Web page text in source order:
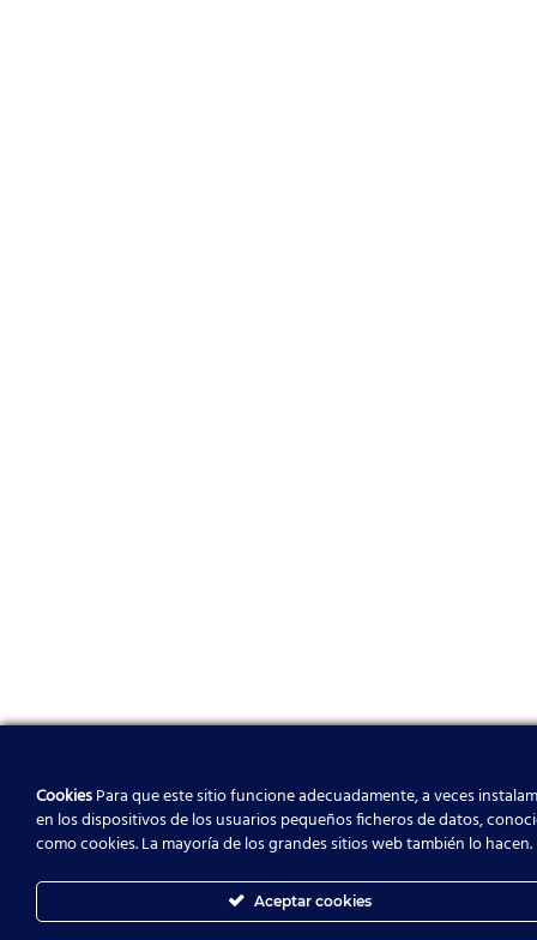
CookiesPara que este sitio funcione adecuadamente, a veces
en los dispositivos de los usuarios pequeños ficheros de datos,
como cookies. La mayoría de los grandes sitios web también lo hacen.
Aceptar cookies